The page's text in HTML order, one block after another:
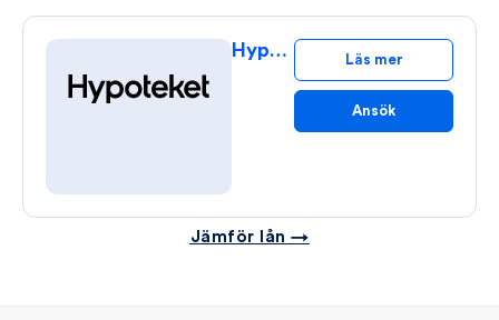
Jämför lån →
Hypoteket Bolån Läs mer
Ansök